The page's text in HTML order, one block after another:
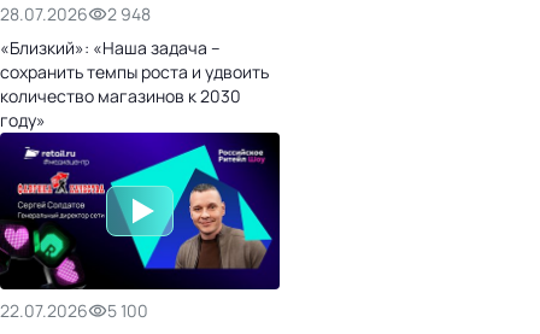
28.07.2026
2 948
«Близкий»: «Наша задача –
сохранить темпы роста и удвоить
количество магазинов к 2030
году»
22.07.2026
5 100